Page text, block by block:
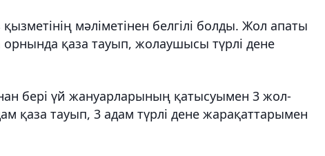
мәліметінен белгілі болды. Жол апаты
орнында қаза тауып, жолаушысы түрлі дене
бері үй жануарларының қатысуымен 3 жол-
қаза тауып, 3 адам түрлі дене жарақаттарымен